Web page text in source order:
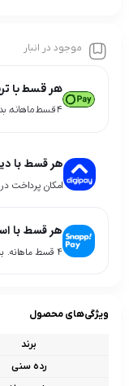
موجود در انبار
هر قسط با
۴ قسط ماهانه. بدون سود، چک و ضامن.
هر قسط با
امکان پرداخت در 4 قسط
هر قسط با
۴ قسط ماهانه. بدون سود، چک و ضامن.
ویژگی‌های محصول
برند
رده سنی